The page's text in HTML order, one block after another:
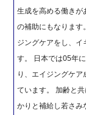
生成を高める働きが
の補助にもなります
ジングケアをし、イ
す。 日本では05年
り、エイジングケ
ています。 加齢と
かりと補給し若さ